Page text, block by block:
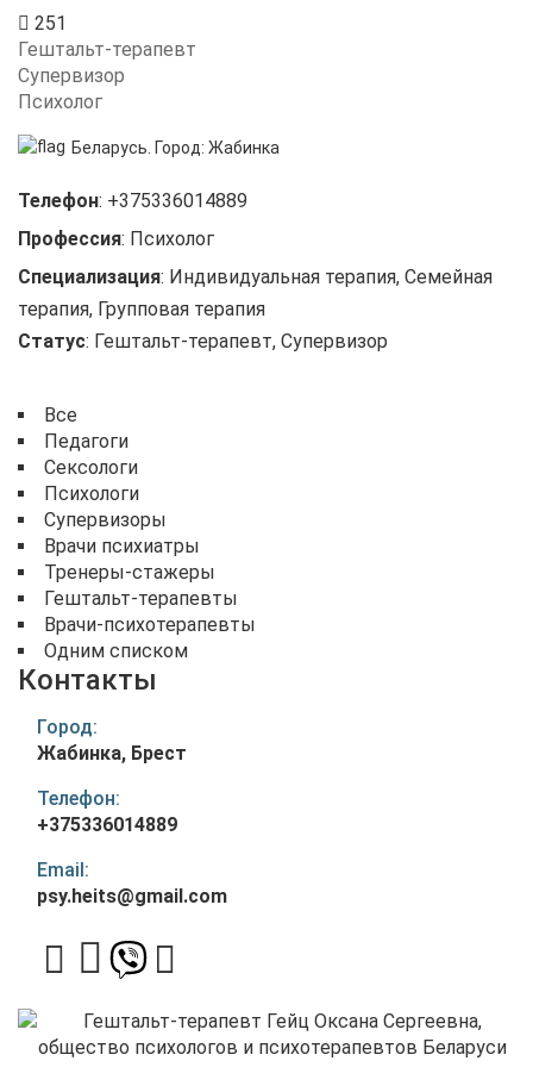
251
Гештальт-терапевт
Супервизор
Психолог
Беларусь. Город: Жабинка
Телефон: +375336014889
Профессия: Психолог
Специализация: Индивидуальная терапия, Семейная
терапия, Групповая терапия
Статус: Гештальт-терапевт, Супервизор
Все
Педагоги
Сексологи
Психологи
Супервизоры
Врачи психиатры
Тренеры-стажеры
Гештальт-терапевты
Врачи-психотерапевты
Одним списком
Контакты
Город:
Жабинка, Брест
Телефон:
+375336014889
Email:
psy.heits@gmail.com